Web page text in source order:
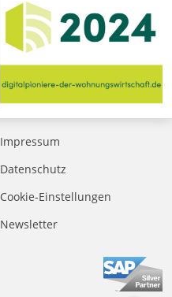
Impressum
Datenschutz
Cookie-Einstellungen
Newsletter